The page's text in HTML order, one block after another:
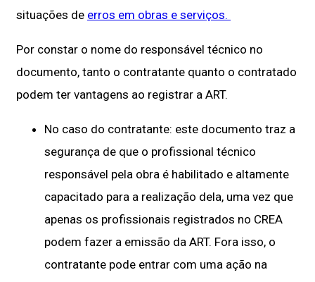
situações de erros em obras e serviços.
Por constar o nome do responsável técnico no
documento, tanto o contratante quanto o contratado
podem ter vantagens ao registrar a ART.
No caso do contratante: este documento traz a
segurança de que o profissional técnico
responsável pela obra é habilitado e altamente
capacitado para a realização dela, uma vez que
apenas os profissionais registrados no CREA
podem fazer a emissão da ART. Fora isso, o
contratante pode entrar com uma ação na